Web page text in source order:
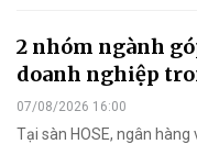
2 nhóm ngành
doanh nghiệp
07/08/2026 16:00
Tại sàn HOSE, ngân